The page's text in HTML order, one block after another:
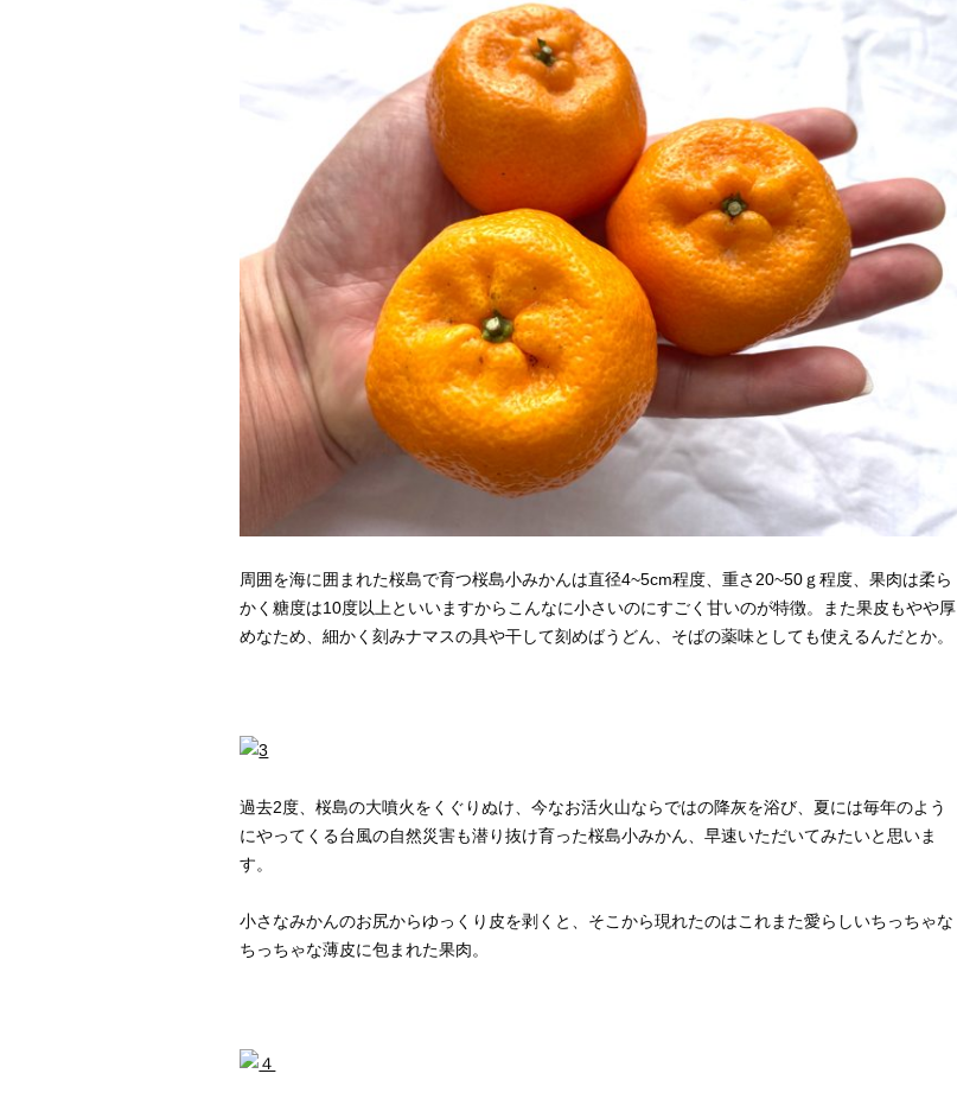
周囲を海に囲まれた桜島で育つ桜島小みかんは直径4~5cm程度、重さ20~50ｇ程度、果肉は柔ら
かく糖度は10度以上といいますからこんなに小さいのにすごく甘いのが特徴。また果皮もやや厚
めなため、細かく刻みナマスの具や干して刻めばうどん、そばの薬味としても使えるんだとか。
過去2度、桜島の大噴火をくぐりぬけ、今なお活火山ならではの降灰を浴び、夏には毎年のよう
にやってくる台風の自然災害も潜り抜け育った桜島小みかん、早速いただいてみたいと思いま
す。
小さなみかんのお尻からゆっくり皮を剥くと、そこから現れたのはこれまた愛らしいちっちゃな
ちっちゃな薄皮に包まれた果肉。